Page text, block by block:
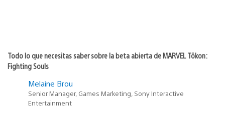
Todo lo que necesitas saber sobre la beta abierta de MARVEL Tōkon:
Fighting Souls
Melaine Brou
Senior Manager, Games Marketing, Sony Interactive
Entertainment